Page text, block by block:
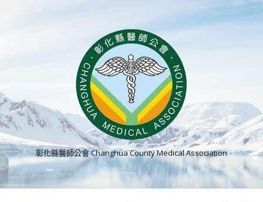
彰化縣醫師公會 Changhua County Medical Association